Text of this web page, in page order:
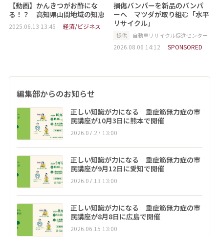
【動画】かんきつがお酢にな
る！？ 高知県山間地域の知恵
2025.06.13 13:45 経済/ビジネス
損傷バンパーを新品のバンパ
ーへ マツダが取り組む「水平
リサイクル」
提供 自動車リサイクル促進センター
2026.08.06 14:12 SPONSORED
編集部からのお知らせ
正しい知識が力になる 重症筋無力症の市
民講座が10月3日に熊本で開催
2026.07.27 13:00
正しい知識が力になる 重症筋無力症の市
民講座が9月12日に愛知で開催
2026.07.13 13:00
正しい知識が力になる 重症筋無力症の市
民講座が8月8日に広島で開催
2026.06.15 13:00